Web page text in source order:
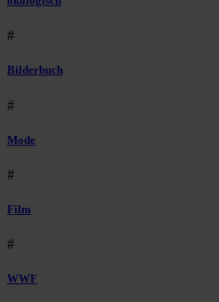
#
Bilderbuch
#
Mode
#
Film
#
WWF